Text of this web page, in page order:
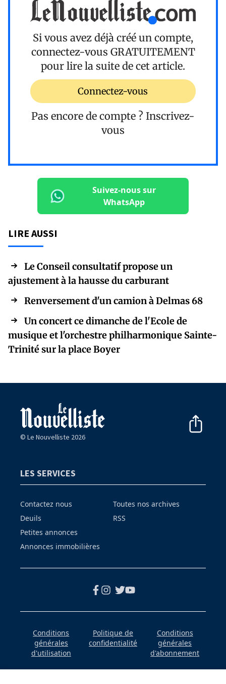
Si vous avez déjà créé un compte,
connectez-vous GRATUITEMENT
pour lire la suite de cet article.
Connectez-vous
Pas encore de compte ? Inscrivez-
vous
Suivez-nous sur
WhatsApp
LIRE AUSSI
Le Conseil consultatif propose un
ajustement à la hausse du carburant
Renversement d'un camion à Delmas 68
Un concert ce dimanche de l'Ecole de
musique et l'orchestre philharmonique Sainte-
Trinité sur la place Boyer
© Le Nouvelliste 2026
LES SERVICES
Contactez nous
Deuils
Petites annonces
Annonces immobilières
Toutes nos archives
RSS
Conditions
générales
d'utilisation
Politique de
confidentialité
Conditions
générales
d'abonnement